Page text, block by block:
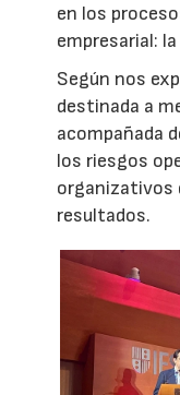
en los
empresarial:
Según nos
destinada a
acompañada
los riesgos
organizativos
resultados.